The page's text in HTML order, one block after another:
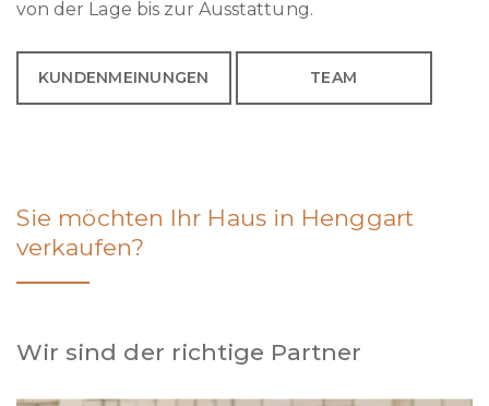
von der Lage bis zur Ausstattung.
KUNDENMEINUNGEN TEAM
Sie möchten Ihr Haus in Henggart
verkaufen?
Wir sind der richtige Partner